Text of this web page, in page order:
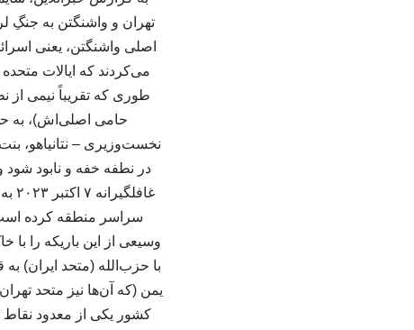
تهران و واشنگتن به جنگِ
می‌کردند که ایالات
طوری که تقریباً نیمی از
حامی اصلی‌اش)، به
نخست‌وزیری – نتانیاهو،
در نطفه خفه و نابود شود
وسیعی از این باریکه را با
با حزب‌الله (متحد ایران)
یمن (که آن‌ها نیز متحد
کشور یکی از معدود نقاط